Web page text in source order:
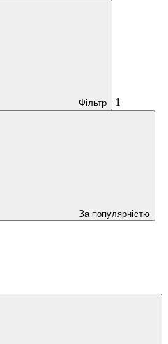
Фільтр 1
За популярністю